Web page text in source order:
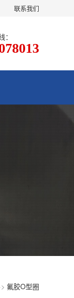
联系我们
氟胶O型圈